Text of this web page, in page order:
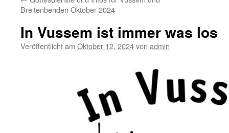
Breitenbenden Oktober 2024
In Vussem ist immer was los
Veröffentlicht am Oktober 12, 2024von admin